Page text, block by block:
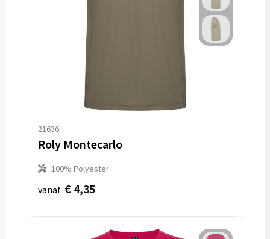
21636
Roly Montecarlo
100% Polyester
vanaf € 4,35